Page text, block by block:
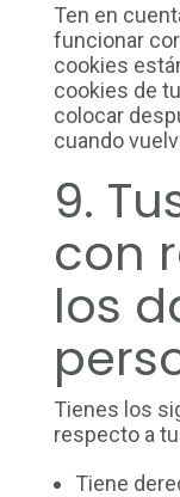
Ten en
funcionar
cookies
cookies de
colocar
cuando
9.
con
los
Tienes los
respecto a
Tiene